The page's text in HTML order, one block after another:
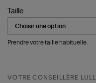
Chambray
Taille
Prendre votre taille habituelle.
VOTRE CONSEILLÈRE LULLI